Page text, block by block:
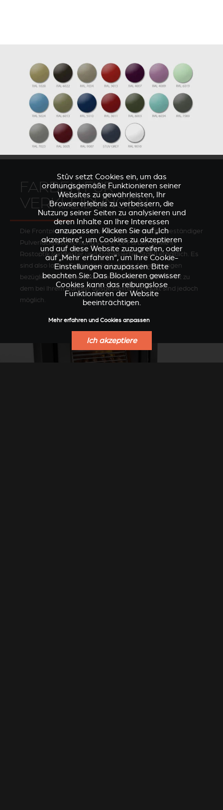
FARBEN FÜR
VERKLEIDUNGEN
Die Frontplatten von Stûv mit hoch temperaturbeständiger
Pulverlackbeschichtung sind in 19 Farben sowie in
Rostoptik (oxidierter und stabilisierter Stahl) erhältlich. Es
sind also lauter Einzelstücke! Leichte Abweichungen
bezüglich der Farbe und Oberflächenbeschaffenheit zu
dem bei Ihrem Händler ausgestellten Produkt sind jedoch
möglich.
Stûv setzt Cookies ein, um das
ordnungsgemäße Funktionieren seiner
Websites zu gewährleisten, Ihr
Browsererlebnis zu verbessern, die
Nutzung seiner Seiten zu analysieren und
deren Inhalte an Ihre Interessen
anzupassen. Klicken Sie auf „Ich
akzeptiere“, um Cookies zu akzeptieren
und auf diese Website zuzugreifen, oder
auf „Mehr erfahren“, um Ihre Cookie-
Einstellungen anzupassen. Bitte
beachten Sie: Das Blockieren gewisser
Cookies kann das reibungslose
Funktionieren der Website
beeinträchtigen.
Mehr erfahren und Cookies anpassen
Ich akzeptiere